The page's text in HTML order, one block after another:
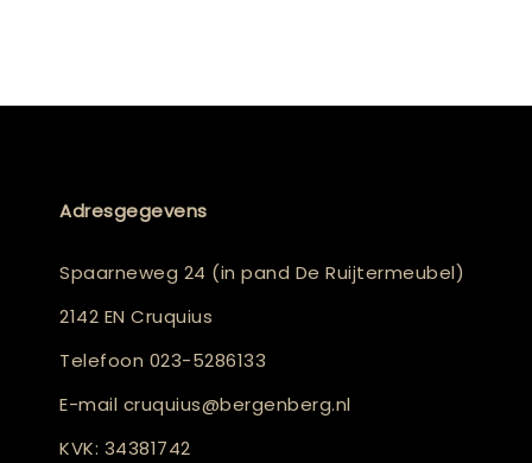
Adresgegevens
Spaarneweg 24 (in pand De Ruijtermeubel)
2142 EN Cruquius
Telefoon 023-5286133
E-mail cruquius@bergenberg.nl
KVK: 34381742